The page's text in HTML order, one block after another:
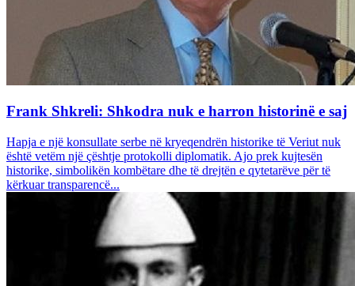
Frank Shkreli: Shkodra nuk e harron historinë e saj
Hapja e një konsullate serbe në kryeqendrën historike të Veriut nuk
është vetëm një çështje protokolli diplomatik. Ajo prek kujtesën
historike, simbolikën kombëtare dhe të drejtën e qytetarëve për të
kërkuar transparencë...